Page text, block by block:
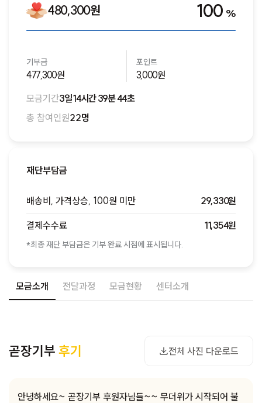
모금소개 전달과정 모금현황 센터소개
곧장기부 후기 전체 사진 다운로드
사진 다운로드
안녕하세요~ 곧장기부 후원자님들~~ 무더위가 시작되어 불
480,300원 100 %
기부금
477,300원
포인트
3,000원
모금기간3일 14시간 39분 44초
총 참여인원22명
재단부담금
배송비, 가격상승, 100원 미만 29,330원
결제수수료 11,354원
*최종 재단 부담금은 기부 완료 시점에 표시됩니다.